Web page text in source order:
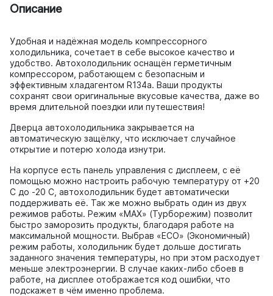
Описание
Удобная и надёжная модель компрессорного
холодильника, сочетает в себе высокое качество и
удобство. Автохолодильник оснащён герметичным
компрессором, работающем с безопасным и
эффективным хладагентом R134a. Ваши продукты
сохранят свои оригинальные вкусовые качества, даже во
время длительной поездки или путешествия!
Дверца автохолодильника закрывается на
автоматическую защёлку, что исключает случайное
открытие и потерю холода изнутри.
На корпусе есть панель управления с дисплеем, с её
помощью можно настроить рабочую температуру от +20
C до -20 C, автохолодильник будет автоматически
поддерживать её. Так же можно выбрать один из двух
режимов работы. Режим «MAX» (Турборежим) позволит
быстро заморозить продукты, благодаря работе на
максимальной мощности. Выбрав «ECO» (Экономичный)
режим работы, холодильник будет дольше достигать
заданного значения температуры, но при этом расходует
меньше электроэнергии. В случае каких-либо сбоев в
работе, на дисплее отображается код ошибки, что
подскажет в чём именно проблема.